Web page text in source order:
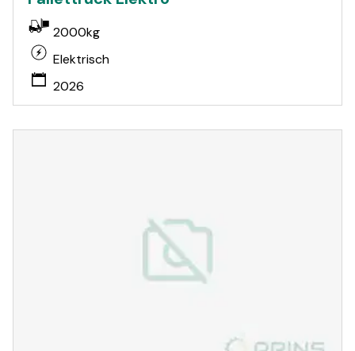
2000kg
Elektrisch
2026